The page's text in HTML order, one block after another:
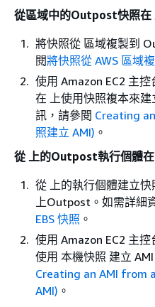
從區域中的Outpost快照在
將快照從 區域複製到
閱將快照從 AWS 區域
使用 Amazon EC2 主控
在 上使用快照複本來
訊，請參閱 Creating
照建立 AMI) 。
從 上的Outpost執行個體
從 上的執行個體建立
上Outpost。如需詳細
EBS 快照 。
使用 Amazon EC2 主控
使用 本機快照 建立
Creating an AMI from
AMI) 。